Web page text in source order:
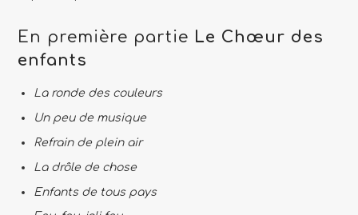
En première partie Le Chœur des
enfants
La ronde des couleurs
Un peu de musique
Refrain de plein air
La drôle de chose
Enfants de tous pays